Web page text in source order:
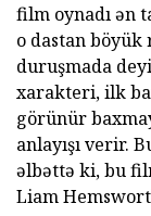
film oynadı ən
o dastan böyük
duruşmada
xarakteri, ilk
görünür
anlayışı verir.
əlbəttə ki, bu
Liam